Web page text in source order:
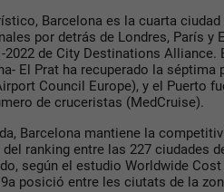
Barcelona es la cuarta ciudad
por detrás de Londres, París y
2022 de City Destinations Alliance.
El Prat ha recuperado la séptima
Council Europe), y el Puerto
de cruceristas (MedCruise).
Barcelona mantiene la
ranking entre las 227 ciudades
según el estudio Worldwide Cost
posició entre les ciutats de la